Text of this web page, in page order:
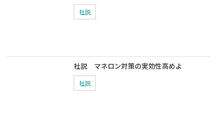
社説
社説 マネロン対策の実効性高めよ
社説